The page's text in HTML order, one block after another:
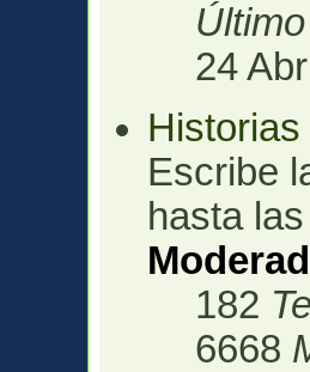
24
Escribe
hasta
182
6668